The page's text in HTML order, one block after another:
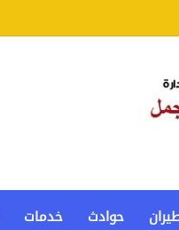
حوادث خدمات